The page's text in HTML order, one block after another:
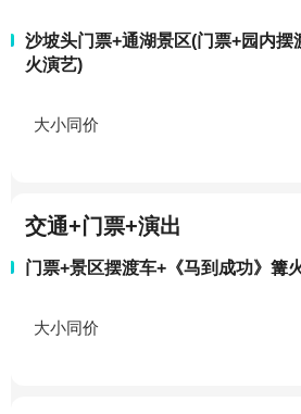
沙坡头门票+通湖景区(门票+园内摆
火演艺)
大小同价
交通+门票+演出
门票+景区摆渡车+《马到成功》篝
大小同价